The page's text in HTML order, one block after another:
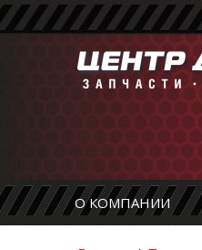
О КОМПАНИИ